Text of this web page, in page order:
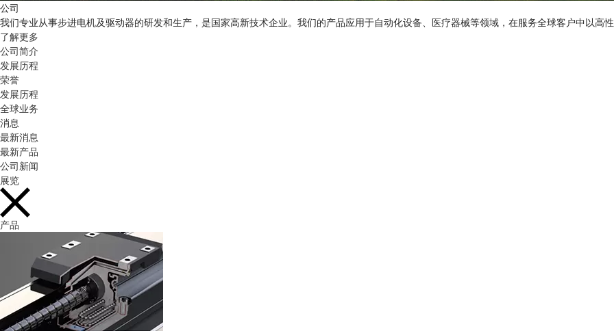
公司
我们专业从事步进电机及驱动器的研发和生产，是国家高新技术企业。我们的产品应用于自动化设备、医疗器械等领域，在服务全球客户中以高
了解更多
公司简介
发展历程
荣誉
发展历程
全球业务
消息
最新消息
最新产品
公司新闻
展览
产品